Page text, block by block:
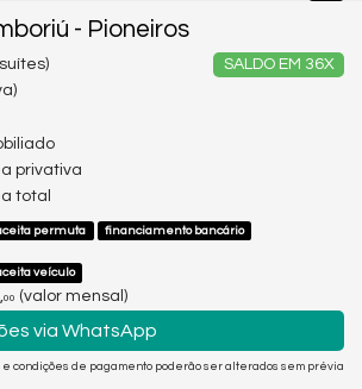
- Pioneiros
SALDO EM 36X
privativa
total
permuta financiamento bancário
veículo
00 (valor mensal)
via WhatsApp
condições de pagamento poderão ser alterados sem prévia